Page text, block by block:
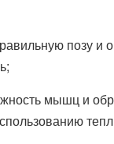
позу и
мышц и